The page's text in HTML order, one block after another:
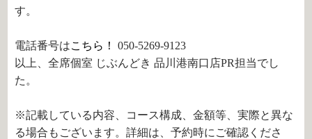
す。
電話番号はこちら！
050-5269-9123
以上、全席個室 じぶんどき 品川港南口店PR担当でし
た。
※記載している内容、コース構成、金額等、実際と異な
る場合もございます。詳細は、予約時にご確認くださ